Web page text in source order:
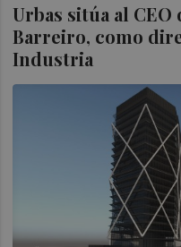
Urbas sitúa al CEO
Barreiro, como
Industria